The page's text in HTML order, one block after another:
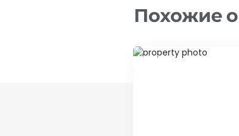
Похожие
ID 35387